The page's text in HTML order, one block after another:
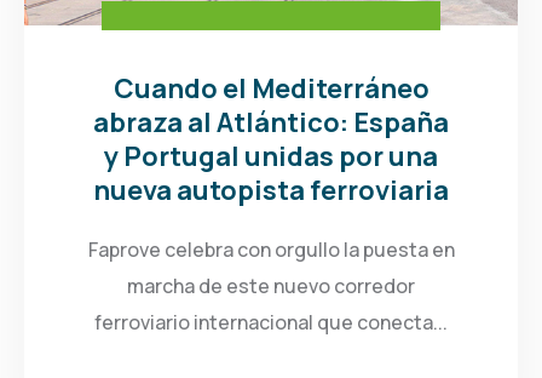
Cuando el Mediterráneo
abraza al Atlántico: España
y Portugal unidas por una
nueva autopista ferroviaria
Faprove celebra con orgullo la puesta en
marcha de este nuevo corredor
ferroviario internacional que conecta...